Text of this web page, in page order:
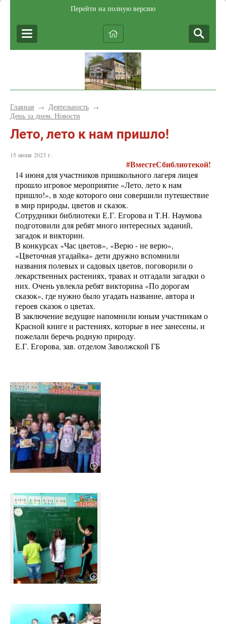
Перейти на полную версию
Главная → Деятельность →
День за днем. Новости
Лето, лето к нам пришло!
15 июня 2023 г.
#ВместеСбиблиотекой!
14 июня для участников пришкольного лагеря лицея
прошло игровое мероприятие «Лето, лето к нам
пришло!», в ходе которого они совершили путешествие
в мир природы, цветов и сказок.
Сотрудники библиотеки Е.Г. Егорова и Т.Н. Наумова
подготовили для ребят много интересных заданий,
загадок и викторин.
В конкурсах «Час цветов», «Верю - не верю»,
«Цветочная угадайка» дети дружно вспомнили
названия полевых и садовых цветов, поговорили о
лекарственных растениях, травах и отгадали загадки о
них. Очень увлекла ребят викторина «По дорогам
сказок», где нужно было угадать название, автора и
героев сказок о цветах.
В заключение ведущие напомнили юным участникам о
Красной книге и растениях, которые в нее занесены, и
пожелали беречь родную природу.
Е.Г. Егорова, зав. отделом Заволжской ГБ